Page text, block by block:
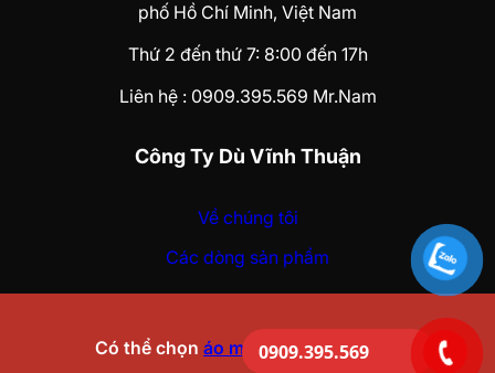
phố Hồ Chí Minh, Việt Nam
Thứ 2 đến thứ 7: 8:00 đến 17h
Liên hệ : 0909.395.569 Mr.Nam
Công Ty Dù Vĩnh Thuận
Về chúng tôi
Các dòng sản phẩm
Có thể chọn áo mưa làm quà tặng
0909.395.569